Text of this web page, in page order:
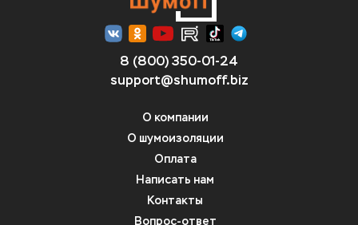
8 (800) 350-01-24
support@shumoff.biz
О компании
О шумоизоляции
Оплата
Написать нам
Контакты
Вопрос-ответ